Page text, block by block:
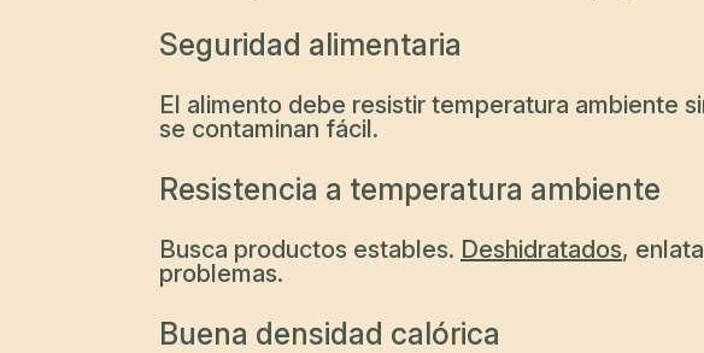
Seguridad alimentaria
El alimento debe resistir temperatura ambiente
se contaminan fácil.
Resistencia a temperatura ambiente
Busca productos estables. Deshidratados,
problemas.
Buena densidad calórica